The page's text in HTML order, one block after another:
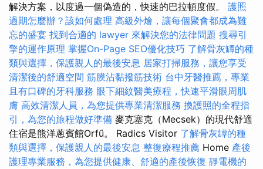
解決方案，以度過一個偽造的，快速的巴拉頓度假。 護照
過期怎麼辦？該如何處理 高級外燴，讓每個聚會都成為難
忘的盛宴 找到合適的 lawyer 來解決您的法律問題 搜尋引
擎的運作原理 掌握On-Page SEO優化技巧 了解骨灰罈的種
類與選擇，保護親人的最後安息 居家打掃服務，讓您享受
清潔後的舒適空間 筋膜沾黏撥筋技術 台中牙醫推薦，專業
且有口碑的牙科服務 眼下細紋醫美療程，快速平滑眼周肌
膚 高效清潔人員，為您提供專業清潔服務 換護照的全程指
引，為您的旅程做好準備 麥克塞克（Mecsek）的現代舒適
住宿是熊洋蔥賓館Orfű。 Radics Visitor 了解骨灰罈的種
類與選擇，保護親人的最後安息 整復療程推薦 Home 產後
護理專業服務，為您提供健康、舒適的產後恢復 靜電機的